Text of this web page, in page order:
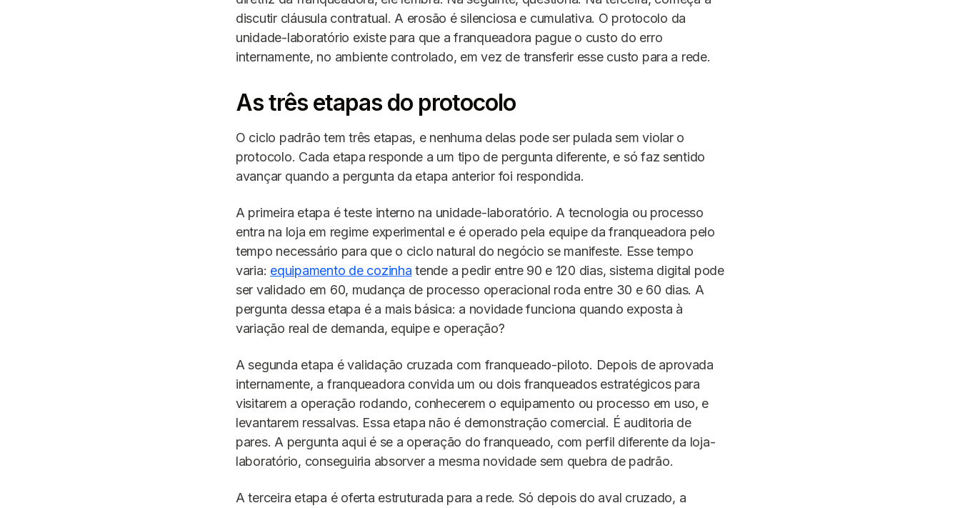
discutir cláusula contratual. A erosão é silenciosa e cumulativa. O protocolo da
unidade-laboratório existe para que a franqueadora pague o custo do erro
internamente, no ambiente controlado, em vez de transferir esse custo para a rede.
As três etapas do protocolo
O ciclo padrão tem três etapas, e nenhuma delas pode ser pulada sem violar o
protocolo. Cada etapa responde a um tipo de pergunta diferente, e só faz sentido
avançar quando a pergunta da etapa anterior foi respondida.
A primeira etapa é teste interno na unidade-laboratório. A tecnologia ou processo
entra na loja em regime experimental e é operado pela equipe da franqueadora pelo
tempo necessário para que o ciclo natural do negócio se manifeste. Esse tempo
varia: equipamento de cozinha tende a pedir entre 90 e 120 dias, sistema digital pode
ser validado em 60, mudança de processo operacional roda entre 30 e 60 dias. A
pergunta dessa etapa é a mais básica: a novidade funciona quando exposta à
variação real de demanda, equipe e operação?
A segunda etapa é validação cruzada com franqueado-piloto. Depois de aprovada
internamente, a franqueadora convida um ou dois franqueados estratégicos para
visitarem a operação rodando, conhecerem o equipamento ou processo em uso, e
levantarem ressalvas. Essa etapa não é demonstração comercial. É auditoria de
pares. A pergunta aqui é se a operação do franqueado, com perfil diferente da loja-
laboratório, conseguiria absorver a mesma novidade sem quebra de padrão.
A terceira etapa é oferta estruturada para a rede. Só depois do aval cruzado, a